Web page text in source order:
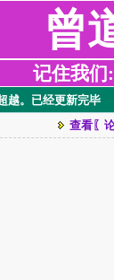
曾
记住我们
越。已经更新完毕
查看〖